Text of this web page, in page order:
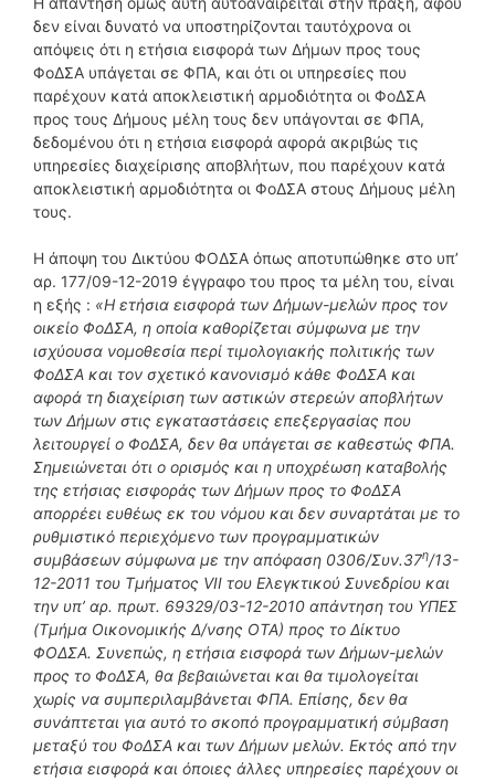
δεν είναι δυνατό να υποστηρίζονται ταυτόχρονα οι
απόψεις ότι η ετήσια εισφορά των Δήμων προς τους
ΦοΔΣΑ υπάγεται σε ΦΠΑ, και ότι οι υπηρεσίες που
παρέχουν κατά αποκλειστική αρμοδιότητα οι ΦοΔΣΑ
προς τους Δήμους μέλη τους δεν υπάγονται σε ΦΠΑ,
δεδομένου ότι η ετήσια εισφορά αφορά ακριβώς τις
υπηρεσίες διαχείρισης αποβλήτων, που παρέχουν κατά
αποκλειστική αρμοδιότητα οι ΦοΔΣΑ στους Δήμους μέλη
τους.
Η άποψη του Δικτύου ΦΟΔΣΑ όπως αποτυπώθηκε στο υπ’
αρ. 177/09-12-2019 έγγραφο του προς τα μέλη του, είναι
η εξής : «Η ετήσια εισφορά των Δήμων-μελών προς τον
οικείο ΦοΔΣΑ, η οποία καθορίζεται σύμφωνα με την
ισχύουσα νομοθεσία περί τιμολογιακής πολιτικής των
ΦοΔΣΑ και τον σχετικό κανονισμό κάθε ΦοΔΣΑ και
αφορά τη διαχείριση των αστικών στερεών αποβλήτων
των Δήμων στις εγκαταστάσεις επεξεργασίας που
λειτουργεί ο ΦοΔΣΑ, δεν θα υπάγεται σε καθεστώς ΦΠΑ.
Σημειώνεται ότι ο ορισμός και η υποχρέωση καταβολής
της ετήσιας εισφοράς των Δήμων προς το ΦοΔΣΑ
απορρέει ευθέως εκ του νόμου και δεν συναρτάται με το
ρυθμιστικό περιεχόμενο των προγραμματικών
συμβάσεων σύμφωνα με την απόφαση 0306/Συν.37η/13-
12-2011 του Τμήματος VII του Ελεγκτικού Συνεδρίου και
την υπ’ αρ. πρωτ. 69329/03-12-2010 απάντηση του ΥΠΕΣ
(Τμήμα Οικονομικής Δ/νσης ΟΤΑ) προς το Δίκτυο
ΦΟΔΣΑ. Συνεπώς, η ετήσια εισφορά των Δήμων-μελών
προς το ΦοΔΣΑ, θα βεβαιώνεται και θα τιμολογείται
χωρίς να συμπεριλαμβάνεται ΦΠΑ. Επίσης, δεν θα
συνάπτεται για αυτό το σκοπό προγραμματική σύμβαση
μεταξύ του ΦοΔΣΑ και των Δήμων μελών. Εκτός από την
ετήσια εισφορά και όποιες άλλες υπηρεσίες παρέχουν οι